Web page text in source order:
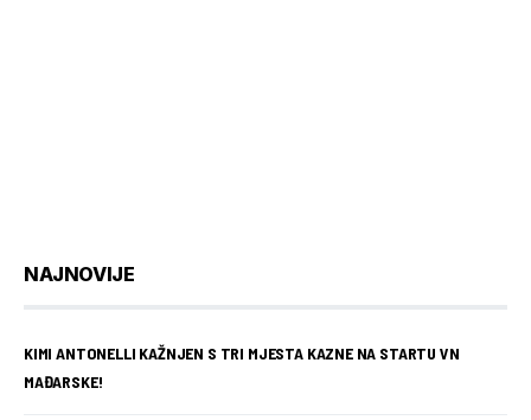
NAJNOVIJE
KIMI ANTONELLI KAŽNJEN S TRI MJESTA KAZNE NA STARTU VN
MAĐARSKE!